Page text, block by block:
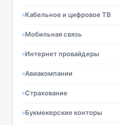
Кабельное и цифровое ТВ
Мобильная связь
Интернет провайдеры
Авиакомпании
Страхование
Букмекерские конторы